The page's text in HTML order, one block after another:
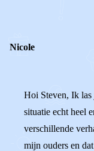
Nicole
Hoi Steven, Ik
situatie echt heel
verschillende
mijn ouders en